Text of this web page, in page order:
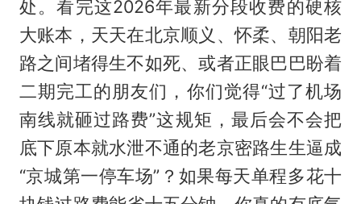
处。看完这2026年最新分段收费的硬核
大账本，天天在北京顺义、怀柔、朝阳老
路之间堵得生不如死、或者正眼巴巴盼着
二期完工的朋友们，你们觉得“过了机场
南线就砸过路费”这规矩，最后会不会把
底下原本就水泄不通的老京密路生生逼成
“京城第一停车场”？如果每天单程多花十